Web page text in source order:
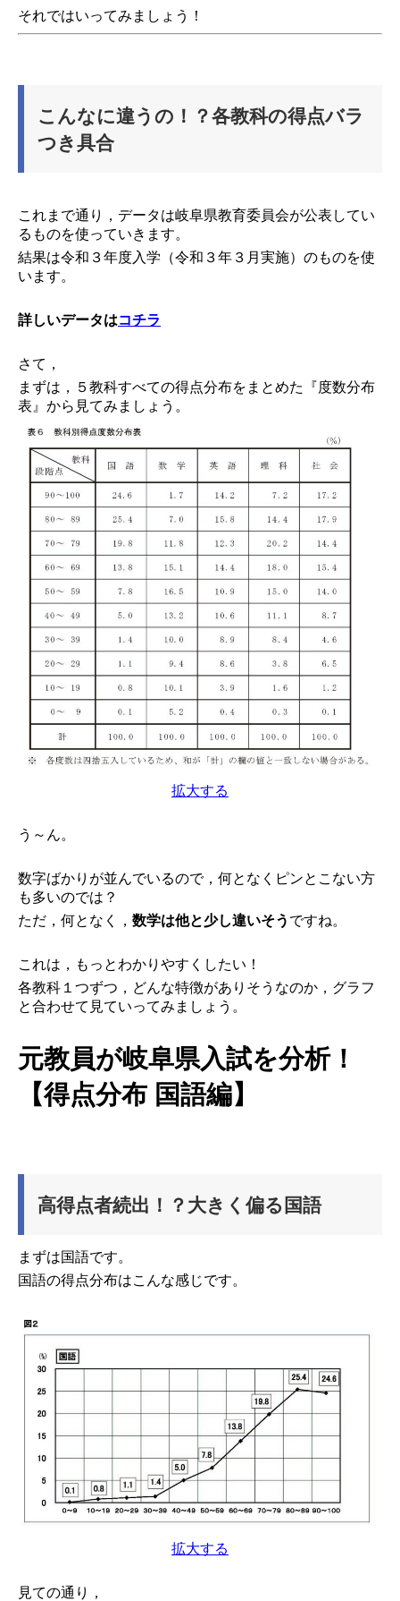
それではいってみましょう！
こんなに違うの！？各教科の得点バラ
つき具合
これまで通り，データは岐阜県教育委員会が公表してい
るものを使っていきます。
結果は令和３年度入学（令和３年３月実施）のものを使
います。
詳しいデータはコチラ
さて，
まずは，５教科すべての得点分布をまとめた『度数分布
表』から見てみましょう。
拡大する
う～ん。
数字ばかりが並んでいるので，何となくピンとこない方
も多いのでは？
ただ，何となく， 数学は他と少し違いそう ですね。
これは，もっとわかりやすくしたい！
各教科１つずつ，どんな特徴がありそうなのか，グラフ
と合わせて見ていってみましょう。
元教員が岐阜県入試を分析！
【得点分布 国語編】
高得点者続出！？大きく偏る国語
まずは国語です。
国語の得点分布はこんな感じです。
拡大する
見ての通り，